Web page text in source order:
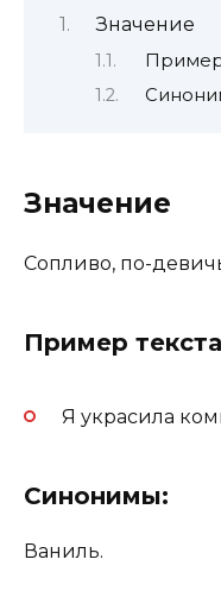
Значение
Пример
Значение
Сопливо, по-
Пример
Я украсила
Синонимы:
Ваниль.